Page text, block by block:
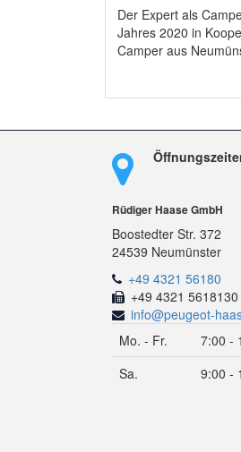
Der Expert als
Jahres 2020 in
Camper aus
Rüdiger Haase GmbH
Boostedter Str. 372
24539 Neumünster
+49 4321 56180
+49 4321 5618130
info@peugeot-
Mo. - Fr.
7:00 -
Sa.
9:00 -